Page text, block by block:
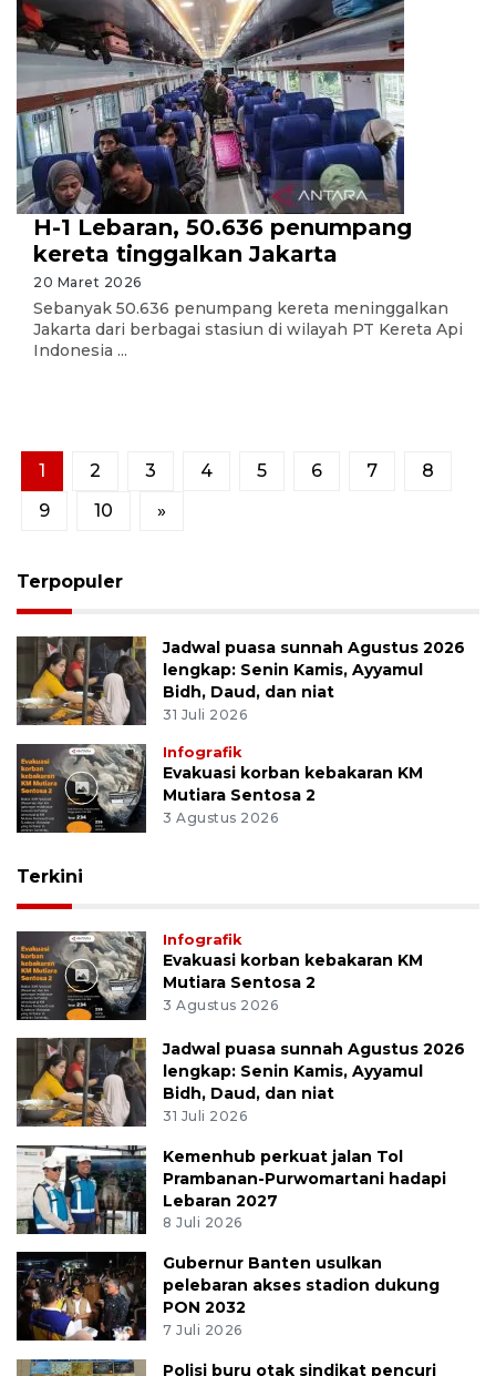
H-1 Lebaran, 50.636 penumpang
kereta tinggalkan Jakarta
20 Maret 2026
Sebanyak 50.636 penumpang kereta meninggalkan
Jakarta dari berbagai stasiun di wilayah PT Kereta Api
Indonesia ...
1 2 3 4 5 6 7
8
9
10 »
Terpopuler
Jadwal puasa sunnah Agustus 2026
lengkap: Senin Kamis, Ayyamul
Bidh, Daud, dan niat
31 Juli 2026
Infografik
Evakuasi korban kebakaran KM
Mutiara Sentosa 2
3 Agustus 2026
Terkini
Infografik
Evakuasi korban kebakaran KM
Mutiara Sentosa 2
3 Agustus 2026
Jadwal puasa sunnah Agustus 2026
lengkap: Senin Kamis, Ayyamul
Bidh, Daud, dan niat
31 Juli 2026
Kemenhub perkuat jalan Tol
Prambanan-Purwomartani hadapi
Lebaran 2027
8 Juli 2026
Gubernur Banten usulkan
pelebaran akses stadion dukung
PON 2032
7 Juli 2026
Polisi buru otak sindikat pencuri